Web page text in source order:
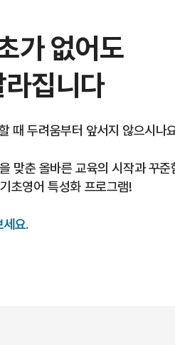
가 없어도
집니다
때 두려움부터 앞서지 않으시나
맞춘 올바른 교육의 시작과 꾸
기초영어 특성화 프로그램!
세요.